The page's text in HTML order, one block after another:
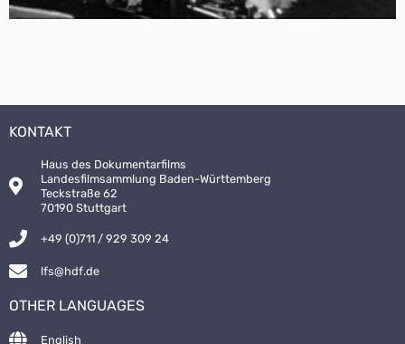
KONTAKT
Haus des Dokumentarfilms
Landesfilmsammlung Baden-Württemberg
Teckstraße 62
70190 Stuttgart
+49 (0)711 / 929 309 24
lfs@hdf.de
OTHER LANGUAGES
English